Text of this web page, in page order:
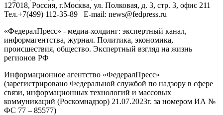
127018, Россия, г.Москва, ул. Полковая, д. 3, стр. 3, офис 211
Тел.+7(499) 112-35-89 E-mail: news@fedpress.ru
«ФедералПресс» - медиа-холдинг: экспертный канал,
информагентства, журнал. Политика, экономика,
происшествия, общество. Экспертный взгляд на жизнь
регионов РФ
Информационное агентство «ФедералПресс»
(зарегистрировано Федеральной службой по надзору в сфере
связи, информационных технологий и массовых
коммуникаций (Роскомнадзор) 21.07.2023г. за номером ИА №
ФС 77 – 85577)